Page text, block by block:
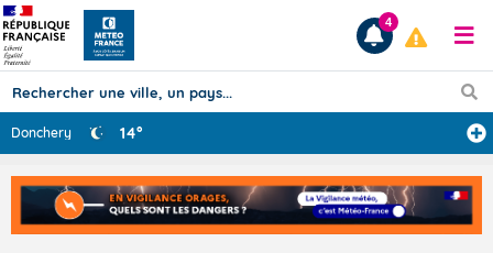
Prévisions
TOUS LES RÉSULTATS
4
Donchery 14°